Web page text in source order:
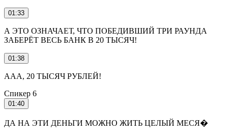
01:33
А ЭТО ОЗНАЧАЕТ, ЧТО ПОБЕДИВШИЙ ТРИ РАУНДА
ЗАБЕРЁТ ВЕСЬ БАНК В 20 ТЫСЯЧ!
01:38
ААА, 20 ТЫСЯЧ РУБЛЕЙ!
Спикер 6
01:40
ДА НА ЭТИ ДЕНЬГИ МОЖНО ЖИТЬ ЦЕЛЫЙ МЕСЯ�